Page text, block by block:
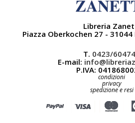
Libreria
Piazza Oberkochen 27 -
T. 0423/
E-mail:
P.IVA:
condizioni
privacy
spedizione e resi